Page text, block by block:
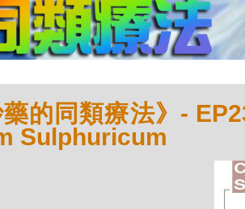
藥的同類療法》-
Sulphuricum